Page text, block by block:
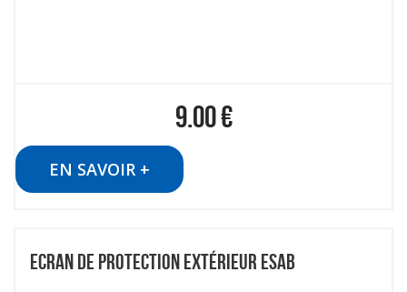
9.00€
EN SAVOIR +
ECRAN DE PROTECTION EXTÉRIEUR ESAB